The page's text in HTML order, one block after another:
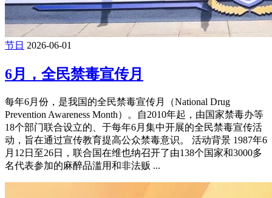
节日 2026-06-01
6月，全民禁毒宣传月
每年6月份，是我国的全民禁毒宣传月（National Drug
Prevention Awareness Month）。自2010年起，由国家禁毒办等
18个部门联合设立的、于每年6月集中开展的全民禁毒宣传活
动，旨在通过宣传教育提高公众禁毒意识。 活动背景 1987年6
月12日至26日，联合国在维也纳召开了由138个国家和3000多
名代表参加的麻醉品滥用和非法贩 ...